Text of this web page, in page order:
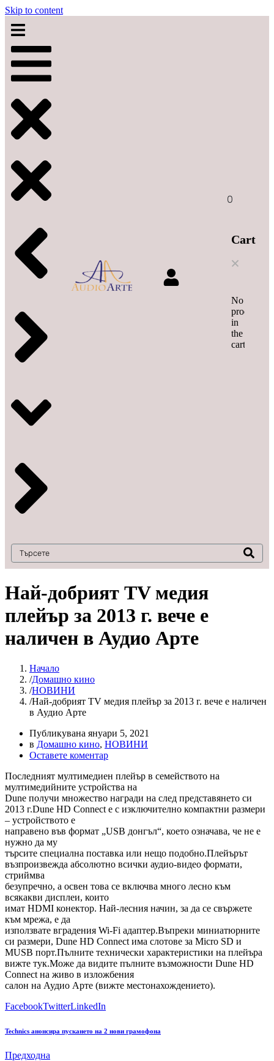
Skip to content
0
Cart
No
products
in
the
cart.
Най-добрият TV медия
плейър за 2013 г. вече е
наличен в Аудио Арте
Начало
Домашно кино
НОВИНИ
Най-добрият TV медия плейър за 2013 г. вече е наличен
в Аудио Арте
Публикувана януари 5, 2021
в Домашно кино, НОВИНИ
Оставете коментар
Последният мултимедиен плейър в семейството на
мултимедийните устройства на
Dune получи множество награди на след представянето си
2013 г.Dune HD Connect е с изключително компактни размери
– устройството е
направено във формат „USB донгъл“, което означава, че не е
нужно да му
търсите специална поставка или нещо подобно.Плейърът
възпроизвежда абсолютно всички аудио-видео формати,
стриймва
безупречно, а освен това се включва много лесно към
всякакви дисплеи, които
имат HDMI конектор. Най-лесния начин, за да се свържете
към мрежа, е да
използвате вградения Wi-Fi адаптер.Въпреки миниатюрните
си размери, Dune HD Connect има слотове за Micro SD и
MUSB порт.Пълните технически характеристики на плейъра
вижте тук.Може да видите пълните възможности Dune HD
Connect на живо в изложбения
салон на Аудио Арте (вижте местонахождението).
FacebookTwitterLinkedIn
Technics анонсира пускането на 2 нови грамофона
Предходна